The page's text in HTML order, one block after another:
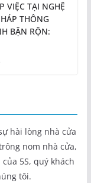
VIỆC TẠI NGHỆ
THÔNG
BẬN RỘN:
hài lòng nhà cửa
nom nhà cửa,
5S, quý khách
tôi.